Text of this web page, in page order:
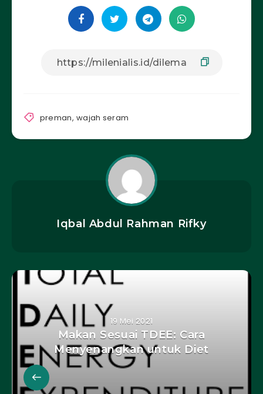
preman,wajah seram
Iqbal Abdul Rahman Rifky
19 Mei 2021
Makan Sesuai TDEE: Cara
Menyenangkan untuk Diet